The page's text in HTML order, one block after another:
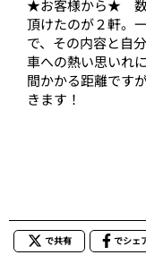
★お客様から★ 数
頂けたのが２軒。
で、その内容と自
車への熱い思いれ
間かかる距離です
きます！
で共有 でシェ